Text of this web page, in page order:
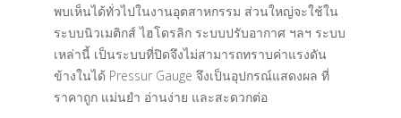
พบเห็นได้ทั่วไปในงานอุตสาหกรรม ส่วนใหญ่จะใช้ใน
ระบบนิวเมติกส์ ไฮโดรลิก ระบบปรับอากาศ ฯลฯ ระบบ
เหล่านี้ เป็นระบบที่ปิดจึงไม่สามารถทราบค่าแรงดัน
ข้างในได้ Pressur Gauge จึงเป็นอุปกรณ์แสดงผล ที่
ราคาถูก แม่นยำ อ่านง่าย และสะดวกต่อ